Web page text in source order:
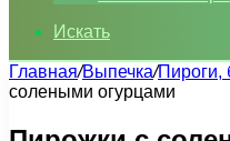
Искать
Главная/Выпечка/Пироги,
солеными огурцами